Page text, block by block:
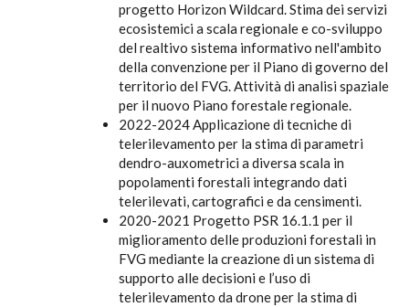
progetto Horizon Wildcard. Stima dei servizi
ecosistemici a scala regionale e co-sviluppo
del realtivo sistema informativo nell'ambito
della convenzione per il Piano di governo del
territorio del FVG. Attività di analisi spaziale
per il nuovo Piano forestale regionale.
2022-2024 Applicazione di tecniche di
telerilevamento per la stima di parametri
dendro-auxometrici a diversa scala in
popolamenti forestali integrando dati
telerilevati, cartografici e da censimenti.
2020-2021 Progetto PSR 16.1.1 per il
miglioramento delle produzioni forestali in
FVG mediante la creazione di un sistema di
supporto alle decisioni e l’uso di
telerilevamento da drone per la stima di